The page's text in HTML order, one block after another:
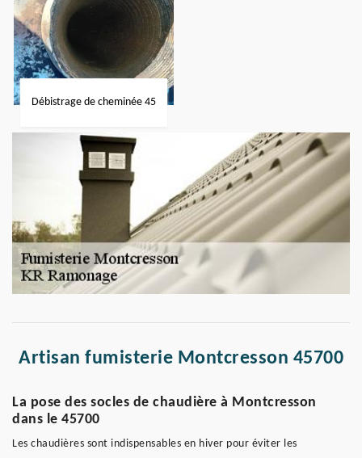
Débistrage de cheminée 45
Artisan fumisterie Montcresson 45700
La pose des socles de chaudière à Montcresson
dans le 45700
Les chaudières sont indispensables en hiver pour éviter les